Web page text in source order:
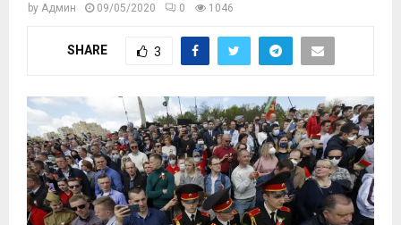
by Админ 09/05/2020 0 1046
SHARE 3